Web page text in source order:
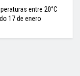
entre 20°C
17 de enero